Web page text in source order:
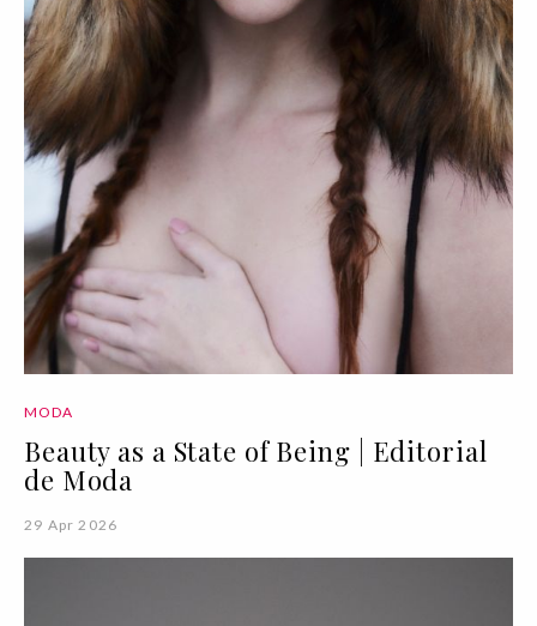
MODA
Beauty as a State of Being | Editorial
de Moda
29 Apr 2026